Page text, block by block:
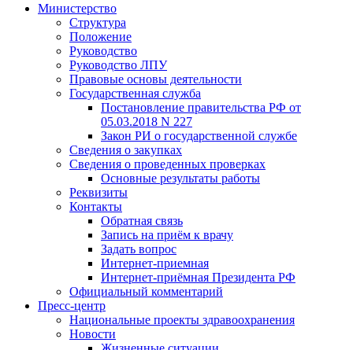
Министерство
Структура
Положение
Руководство
Руководство ЛПУ
Правовые основы деятельности
Государственная служба
Постановление правительства РФ от
05.03.2018 N 227
Закон РИ о государственной службе
Сведения о закупках
Сведения о проведенных проверках
Основные результаты работы
Реквизиты
Контакты
Обратная связь
Запись на приём к врачу
Задать вопрос
Интернет-приемная
Интернет-приёмная Президента РФ
Официальный комментарий
Пресс-центр
Национальные проекты здравоохранения
Новости